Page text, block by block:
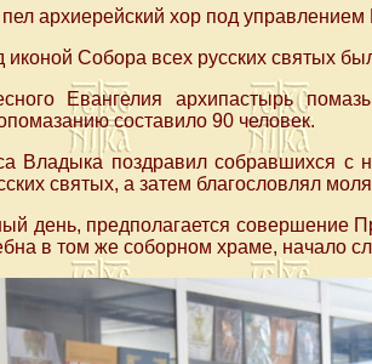
архиерейский хор под
иконой Собора всех русских святых
Евангелия архипастырь
составило 90 человек.
Владыка поздравил собравшихся с
святых, а затем благословлял
день, предполагается совершение
в том же соборном храме, начало